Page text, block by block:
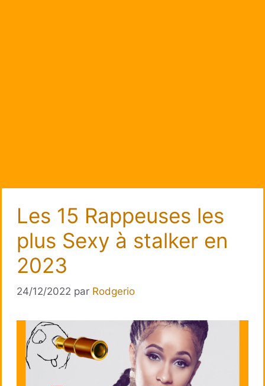
Les 15 Rappeuses les
plus Sexy à stalker en
2023
24/12/2022 par Rodgerio